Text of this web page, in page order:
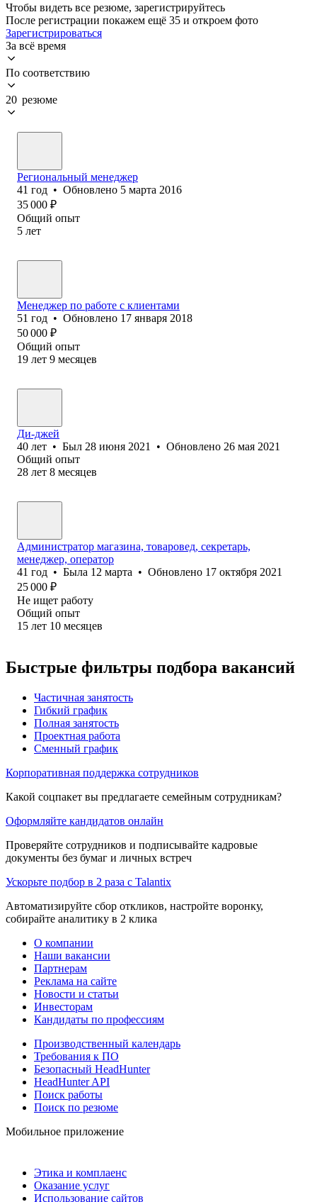
Чтобы видеть все резюме, зарегистрируйтесь
После регистрации покажем ещё 35 и откроем фото
Зарегистрироваться
За всё время
По соответствию
20 резюме
Региональный менеджер
41 год • Обновлено 5 марта 2016
35 000 ₽
Общий опыт
5 лет
Менеджер по работе с клиентами
51 год • Обновлено 17 января 2018
50 000 ₽
Общий опыт
19 лет 9 месяцев
Ди-джей
40 лет • Был 28 июня 2021 • Обновлено 26 мая 2021
Общий опыт
28 лет 8 месяцев
Администратор магазина, товаровед, секретарь,
менеджер, оператор
41 год • Была 12 марта • Обновлено 17 октября 2021
25 000 ₽
Не ищет работу
Общий опыт
15 лет 10 месяцев
Быстрые фильтры подбора вакансий
Частичная занятость
Гибкий график
Полная занятость
Проектная работа
Сменный график
Корпоративная поддержка сотрудников
Какой соцпакет вы предлагаете семейным сотрудникам?
Оформляйте кандидатов онлайн
Проверяйте сотрудников и подписывайте кадровые
документы без бумаг и личных встреч
Ускорьте подбор в 2 раза с Talantix
Автоматизируйте сбор откликов, настройте воронку,
собирайте аналитику в 2 клика
О компании
Наши вакансии
Партнерам
Реклама на сайте
Новости и статьи
Инвесторам
Кандидаты по профессиям
Производственный календарь
Требования к ПО
Безопасный HeadHunter
HeadHunter API
Поиск работы
Поиск по резюме
Мобильное приложение
Этика и комплаенс
Оказание услуг
Использование сайтов